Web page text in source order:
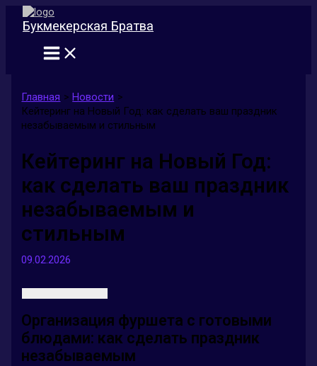
Перейти
содержимому
Букмекерская Братва
Главная
Новости
Кейтеринг на Новый Год: как сделать ваш праздник
незабываемым и стильным
Кейтеринг на Новый Год:
как сделать ваш праздник
незабываемым и
стильным
09.02.2026
Организация фуршета с готовыми
блюдами: как сделать праздник
незабываемым